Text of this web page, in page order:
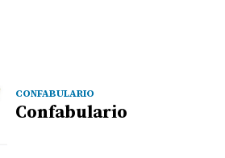
CONFABULARIO
Confabulario